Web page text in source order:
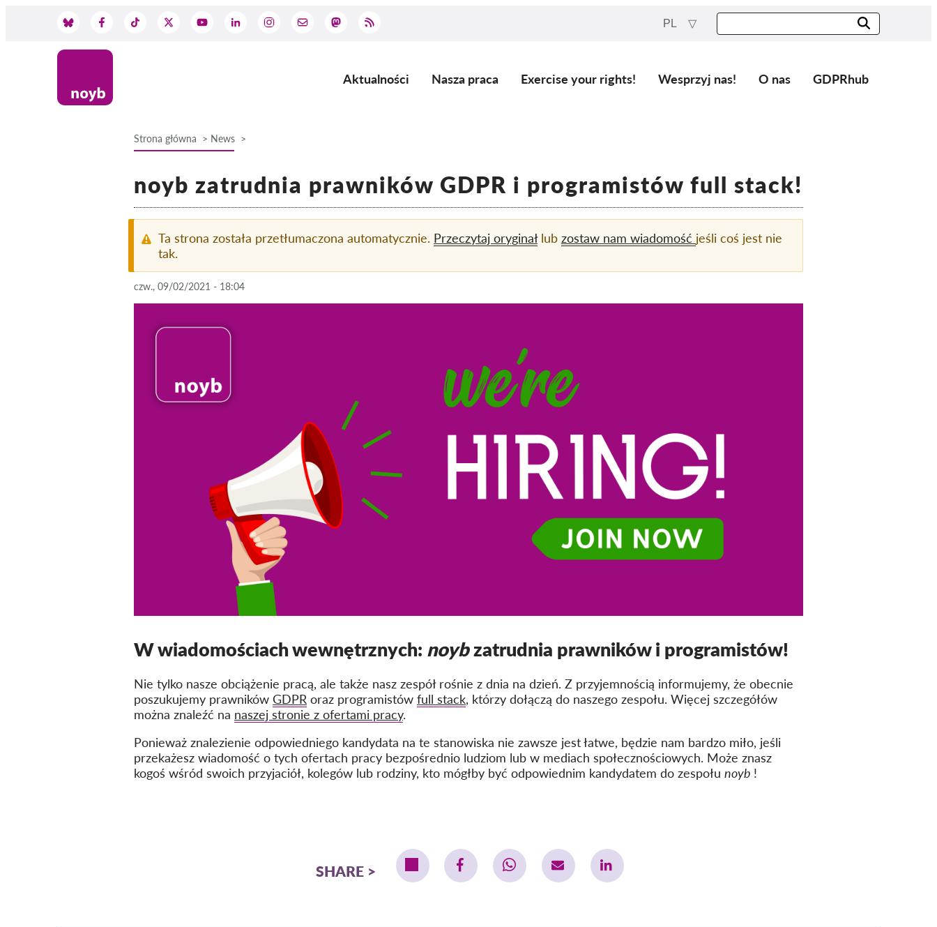
PL
Main
Aktualności Nasza praca Exercise your rights! Wesprzyj nas! O nas GDPRhub
nawigacyjna
Strona główna News
noyb zatrudnia prawników GDPR i programistów full stack!
Ta strona została przetłumaczona automatycznie. Przeczytaj oryginałlub zostaw nam wiadomość jeśli coś jest nie
tak.
czw., 09/02/2021 - 18:04
W wiadomościach wewnętrznych: noybzatrudnia prawników i programistów!
Nie tylko nasze obciążenie pracą, ale także nasz zespół rośnie z dnia na dzień. Z przyjemnością informujemy, że obecnie
poszukujemy prawników GDPR oraz programistów full stack, którzy dołączą do naszego zespołu. Więcej szczegółów
można znaleźć na naszej stronie z ofertami pracy.
Ponieważ znalezienie odpowiedniego kandydata na te stanowiska nie zawsze jest łatwe, będzie nam bardzo miło, jeśli
przekażesz wiadomość o tych ofertach pracy bezpośrednio ludziom lub w mediach społecznościowych. Może znasz
kogoś wśród swoich przyjaciół, kolegów lub rodziny, kto mógłby być odpowiednim kandydatem do zespołu noyb !
SHARE